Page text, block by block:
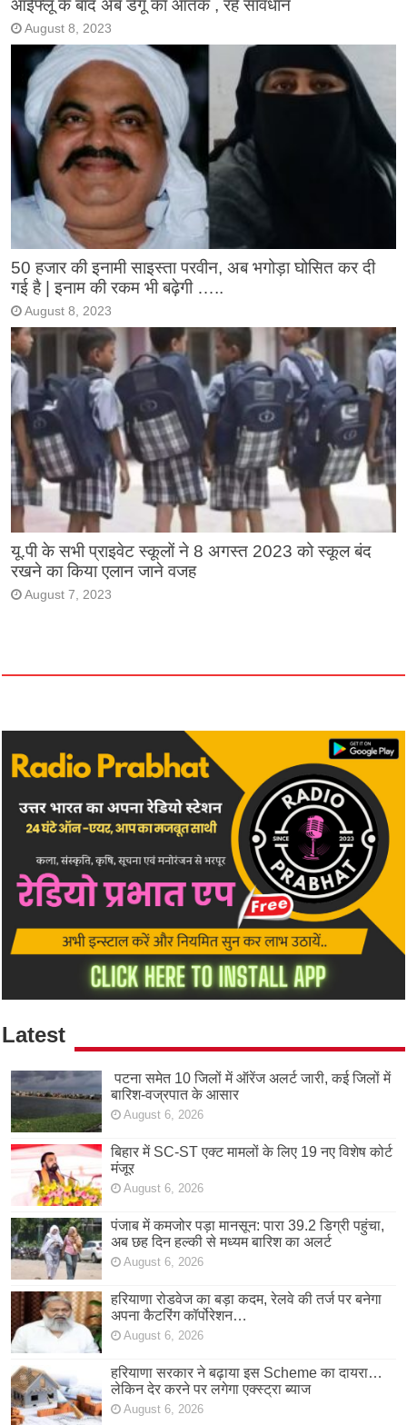
आईफ्लू के बाद अब डेंगू का आतंक , रहें सावधान
August 8, 2023
50 हजार की इनामी साइस्ता परवीन, अब भगोड़ा घोसित कर दी
गई है | इनाम की रकम भी बढ़ेगी …..
August 8, 2023
यू.पी के सभी प्राइवेट स्कूलों ने 8 अगस्त 2023 को स्कूल बंद
रखने का किया एलान जाने वजह
August 7, 2023
Latest
पटना समेत 10 जिलों में ऑरेंज अलर्ट जारी, कई जिलों में
बारिश-वज्रपात के आसार
August 6, 2026
बिहार में SC-ST एक्ट मामलों के लिए 19 नए विशेष कोर्ट
मंजूर
August 6, 2026
पंजाब में कमजोर पड़ा मानसून: पारा 39.2 डिग्री पहुंचा,
अब छह दिन हल्की से मध्यम बारिश का अलर्ट
August 6, 2026
हरियाणा रोडवेज का बड़ा कदम, रेलवे की तर्ज पर बनेगा
अपना कैटरिंग कॉर्पोरेशन…
August 6, 2026
हरियाणा सरकार ने बढ़ाया इस Scheme का दायरा…
लेकिन देर करने पर लगेगा एक्स्ट्रा ब्याज
August 6, 2026